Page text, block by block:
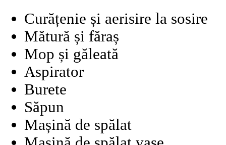
Curățenie și aerisire la sosire
Mătură și făraș
Mop și găleată
Aspirator
Burete
Săpun
Mașină de spălat